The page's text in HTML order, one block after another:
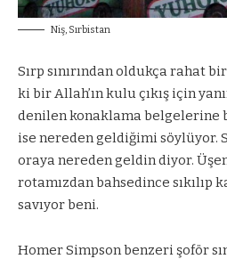
Niş, Sırbistan
Sırp sınırından oldukça rahat
ki bir Allah’ın kulu çıkış için
denilen konaklama belgelerine
ise nereden geldiğimi söylüyor.
oraya nereden geldin diyor.
rotamızdan bahsedince sıkılıp
savıyor beni.
Homer Simpson benzeri şoför